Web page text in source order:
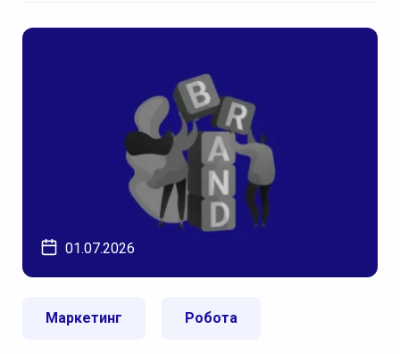
01.07.2026
Маркетинг Робота